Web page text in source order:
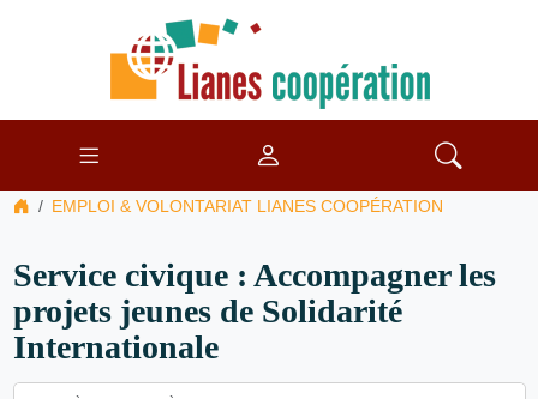
EMPLOI & VOLONTARIAT LIANES COOPÉRATION
Service civique : Accompagner les
projets jeunes de Solidarité
Internationale